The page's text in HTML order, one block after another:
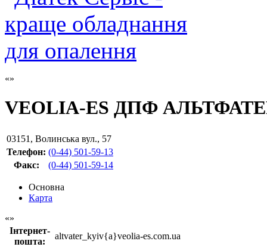
VEOLIA-ES ДПФ
03151 , Волинська вул., 57
Телефон: (0-44) 501-59-13
Факс: (0-44) 501-59-14
Основна
Карта
Інтернет-
пошта:
altvater_kyiv{a}veolia-es.com.ua